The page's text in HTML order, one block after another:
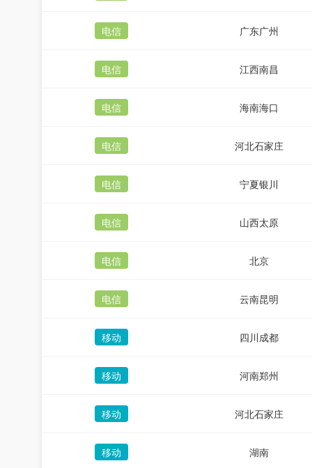
电信 广东广州
电信 江西南昌
电信 海南海口
电信 河北石家庄
电信 宁夏银川
电信 山西太原
电信 北京
电信 云南昆明
移动 四川成都
移动 河南郑州
移动 河北石家庄
移动 湖南